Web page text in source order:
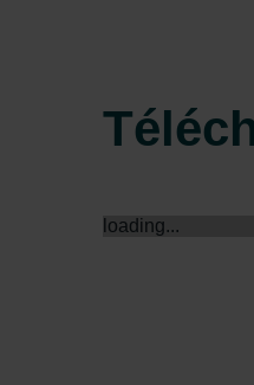
loading...